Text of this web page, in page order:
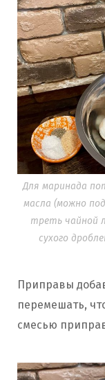
Для маринада
масла (можно
треть чайной
сухого
Приправы
перемешать,
смесью